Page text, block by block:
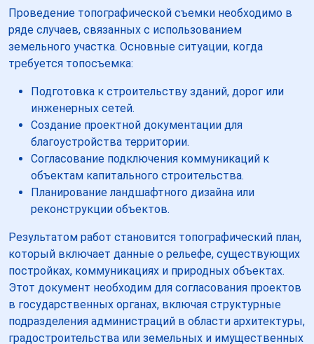
Проведение топографической съемки необходимо в
ряде случаев, связанных с использованием
земельного участка. Основные ситуации, когда
требуется топосъемка:
Подготовка к строительству зданий, дорог или
инженерных сетей.
Создание проектной документации для
благоустройства территории.
Согласование подключения коммуникаций к
объектам капитального строительства.
Планирование ландшафтного дизайна или
реконструкции объектов.
Результатом работ становится топографический план,
который включает данные о рельефе, существующих
постройках, коммуникациях и природных объектах.
Этот документ необходим для согласования проектов
в государственных органах, включая структурные
подразделения администраций в области архитектуры,
градостроительства или земельных и имущественных